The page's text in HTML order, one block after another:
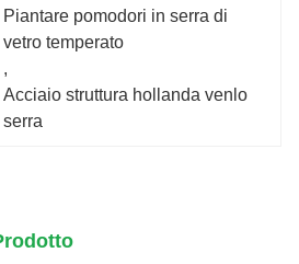
Piantare pomodori in serra di
vetro temperato
,
Acciaio struttura hollanda venlo
serra